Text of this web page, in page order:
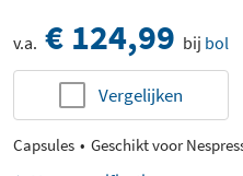
v.a. € 124,99 bij bol
Vergelijken
Capsules Geschikt voor